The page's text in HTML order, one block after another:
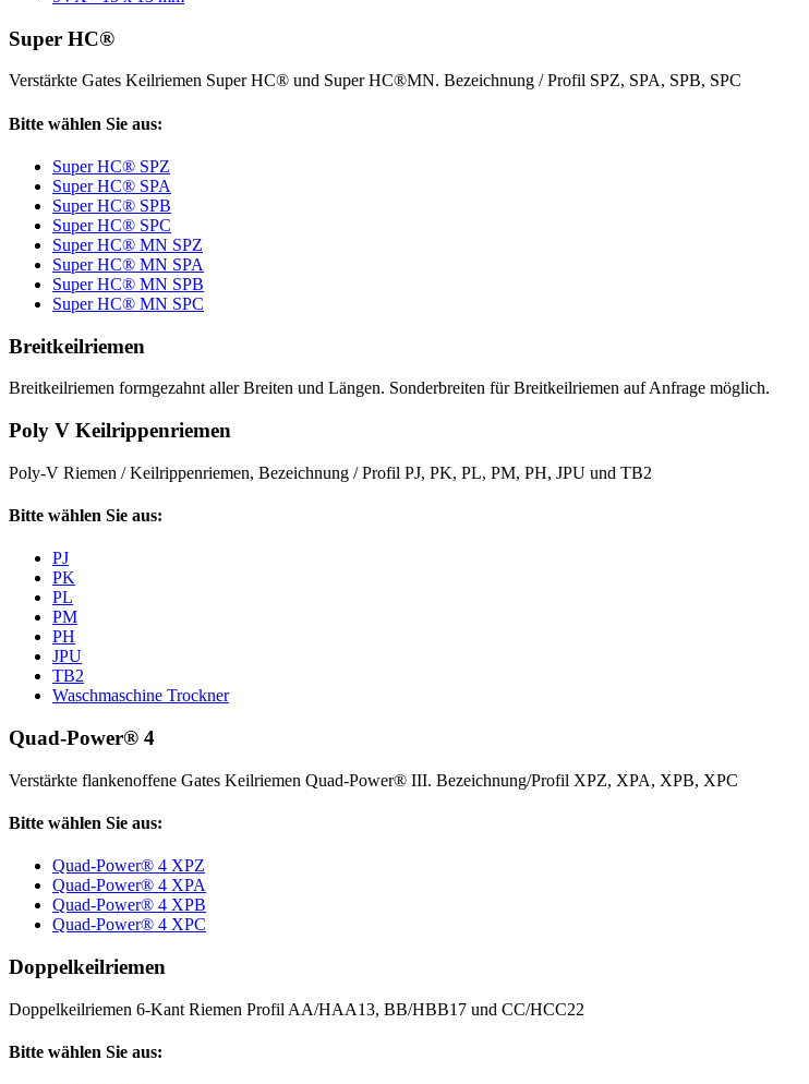
Super HC®
Verstärkte Gates Keilriemen Super HC® und Super HC®MN. Bezeichnung / Profil SPZ, SPA, SPB, SPC
Bitte wählen Sie aus:
Super HC® SPZ
Super HC® SPA
Super HC® SPB
Super HC® SPC
Super HC® MN SPZ
Super HC® MN SPA
Super HC® MN SPB
Super HC® MN SPC
Breitkeilriemen
Breitkeilriemen formgezahnt aller Breiten und Längen. Sonderbreiten für Breitkeilriemen auf Anfrage möglich.
Poly V Keilrippenriemen
Poly-V Riemen / Keilrippenriemen, Bezeichnung / Profil PJ, PK, PL, PM, PH, JPU und TB2
Bitte wählen Sie aus:
PJ
PK
PL
PM
PH
JPU
TB2
Waschmaschine Trockner
Quad-Power® 4
Verstärkte flankenoffene Gates Keilriemen Quad-Power® III. Bezeichnung/Profil XPZ, XPA, XPB, XPC
Bitte wählen Sie aus:
Quad-Power® 4 XPZ
Quad-Power® 4 XPA
Quad-Power® 4 XPB
Quad-Power® 4 XPC
Doppelkeilriemen
Doppelkeilriemen 6-Kant Riemen Profil AA/HAA13, BB/HBB17 und CC/HCC22
Bitte wählen Sie aus: